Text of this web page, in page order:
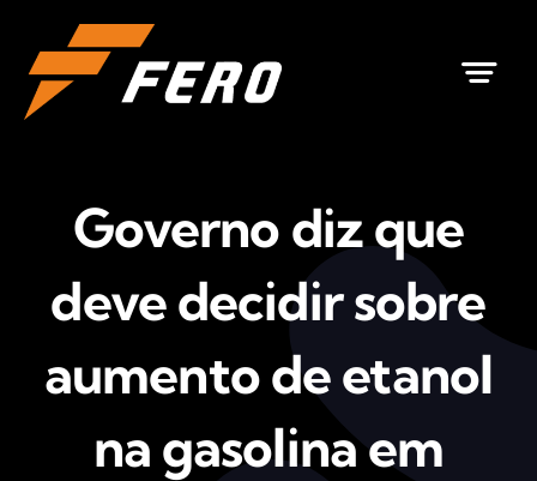
para
conteúdo
Governo diz que
deve decidir sobre
aumento de etanol
na gasolina em